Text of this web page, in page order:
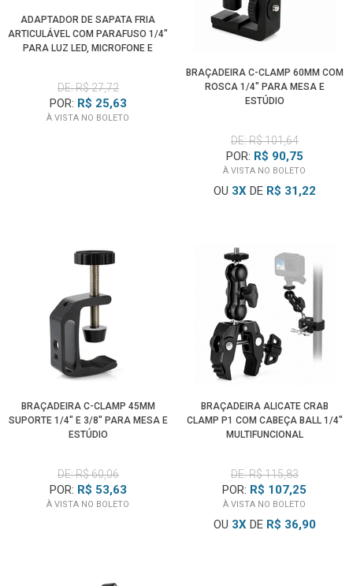
ADAPTADOR DE SAPATA FRIA
ARTICULÁVEL COM PARAFUSO 1/4"
PARA LUZ LED, MICROFONE E
DE: R$ 27,72
POR: R$ 25,63
À VISTA NO BOLETO
BRAÇADEIRA C-CLAMP 60MM COM
ROSCA 1/4" PARA MESA E
ESTÚDIO
DE: R$ 101,64
POR: R$ 90,75
À VISTA NO BOLETO
OU 3XDE R$ 31,22
BRAÇADEIRA C-CLAMP 45MM
SUPORTE 1/4" E 3/8" PARA MESA E
ESTÚDIO
DE: R$ 60,06
POR: R$ 53,63
À VISTA NO BOLETO
BRAÇADEIRA ALICATE CRAB
CLAMP P1 COM CABEÇA BALL 1/4"
MULTIFUNCIONAL
DE: R$ 115,83
POR: R$ 107,25
À VISTA NO BOLETO
OU 3XDE R$ 36,90